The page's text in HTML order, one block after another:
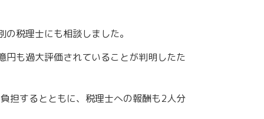
税理士にも相談しました。
も過大評価されていることが判明したた
担するとともに、税理士への報酬も2人分